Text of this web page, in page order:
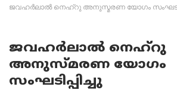
ജവഹര്‍ലാല്‍ നെഹ്‌റു അനുസ്മരണ യോഗം
ജവഹര്‍ലാല്‍ നെഹ്‌റു
അനുസ്മരണ യോഗം
സംഘടിപ്പിച്ചു